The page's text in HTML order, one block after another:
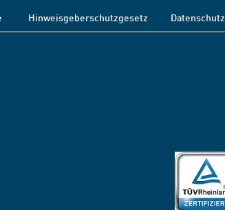
Hinweisgeberschutzgesetz Datenschutz